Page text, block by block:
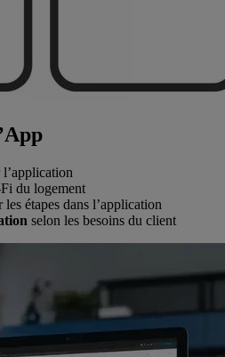
l’application
du logement
les étapes dans l’application
selon les besoins du client